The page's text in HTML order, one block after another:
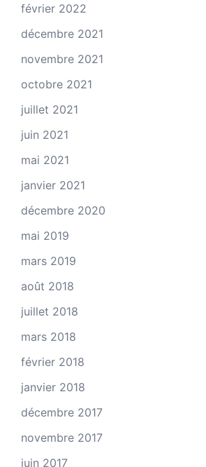
février 2022
décembre 2021
novembre 2021
octobre 2021
juillet 2021
juin 2021
mai 2021
janvier 2021
décembre 2020
mai 2019
mars 2019
août 2018
juillet 2018
mars 2018
février 2018
janvier 2018
décembre 2017
novembre 2017
juin 2017